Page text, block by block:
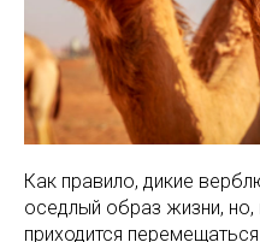
Как правило, дикие
оседлый образ жизни,
приходится